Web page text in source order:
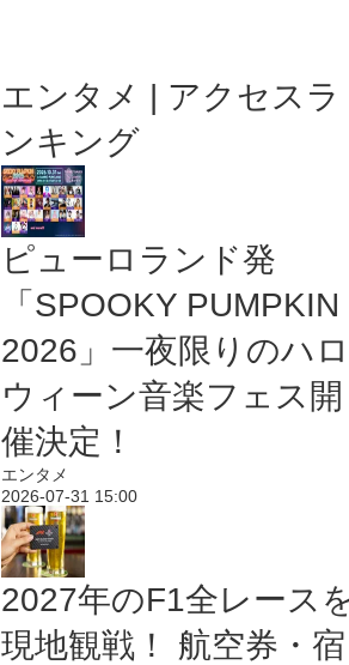
エンタメ | アクセスラ
ンキング
ピューロランド発
「SPOOKY PUMPKIN
2026」一夜限りのハロ
ウィーン音楽フェス開
催決定！
エンタメ
2026-07-31 15:00
2027年のF1全レース
現地観戦！ 航空券・宿